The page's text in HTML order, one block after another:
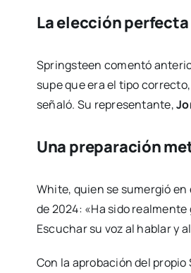
La elección
Springsteen comentó
supe que era el tipo
señaló. Su representante,
Una preparación
White, quien se sumergió
de 2024: «Ha sido
Escuchar su voz al hablar y
Con la aprobación del